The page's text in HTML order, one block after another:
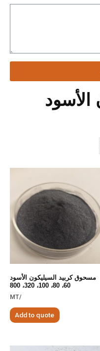
الأسود
مسحوق كربيد السيليكون الأسود
60، 80، 100، 320، 800
/MT
Add to quote